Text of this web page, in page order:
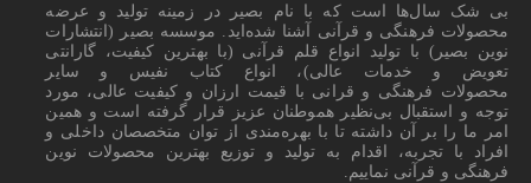
بی شک سال‌ها است که با نام بصیر در زمینه تولید و عرضه
محصولات فرهنگی و قرآنی آشنا شده‌اید. موسسه بصیر (انتشارات
نوین بصیر) با تولید انواع قلم قرآنی (با بهترین کیفیت، گارانتی
تعویض و خدمات عالی)، انواع کتاب نفیس و سایر
محصولات فرهنگی و قرانی با قیمت ارزان و کیفیت عالی، مورد
توجه و استقبال بی‌نظیر هموطنان عزیز قرار گرفته است و همین
امر ما را بر آن داشته تا با بهره‌مندی از توان متخصصان داخلی و
افراد با تجربه، اقدام به تولید و توزیع بهترین محصولات نوین
فرهنگی و قرآنی نماییم.